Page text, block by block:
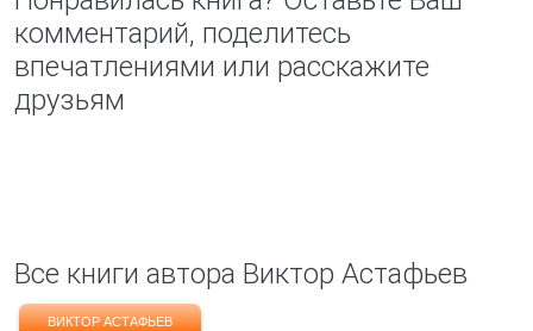
комментарий, поделитесь
впечатлениями или расскажите
друзьям
Все книги автора Виктор Астафьев
ВИКТОР АСТАФЬЕВ